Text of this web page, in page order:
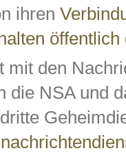
ihren
mit den
die NSA und